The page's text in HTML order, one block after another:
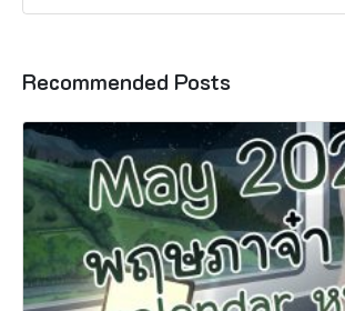
Recommended Posts